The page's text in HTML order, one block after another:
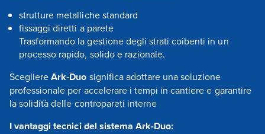
strutture metalliche standard
fissaggi diretti a parete
Trasformando la gestione degli strati coibenti in un
processo rapido, solido e razionale.
ScegliereArk-Duo significa adottare una soluzione
professionale per accelerare i tempi in cantiere e garantire
la solidità delle contropareti interne
I vantaggi tecnici del sistema Ark-Duo: